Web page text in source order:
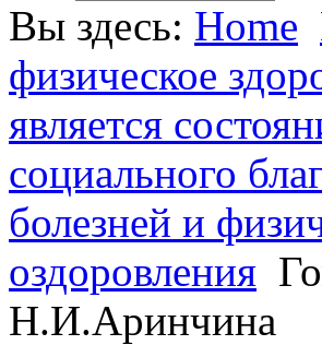
Вы здесь: Home
физическое
является
социального
болезней и
оздоровления
Н.И.Аринчина